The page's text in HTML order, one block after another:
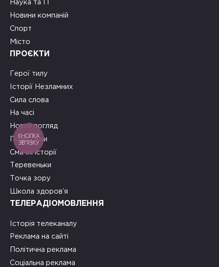
Наука та ІТ
Новини компаній
Спорт
Місто
ПРОЄКТИ
Герої тилу
Історії Незламних
Сила слова
На часі
Новий погляд
Подружки
Смачні історії
Теревеньки
Точка зору
Школа здоров’я
ТЕЛЕРАДІОМОВЛЕННЯ
Історія телеканалу
Реклама на сайті
Політична реклама
Соціальна реклама
КНОПКА
ЗВ'ЯЗКУ